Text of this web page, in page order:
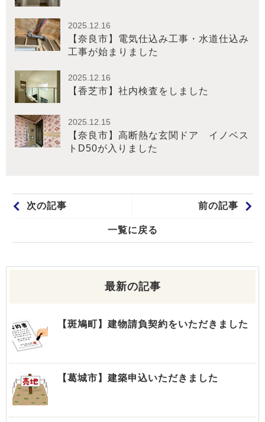
2025.12.16
【奈良市】電気仕込み工事・水道仕込み
工事が始まりました
2025.12.16
【香芝市】社内検査をしました
2025.12.15
【奈良市】高断熱な玄関ドア イノベス
トD50が入りました
次の記事 前の記事
一覧に戻る
最新の記事
【斑鳩町】建物請負契約をいただきました
【葛城市】建築申込いただきました